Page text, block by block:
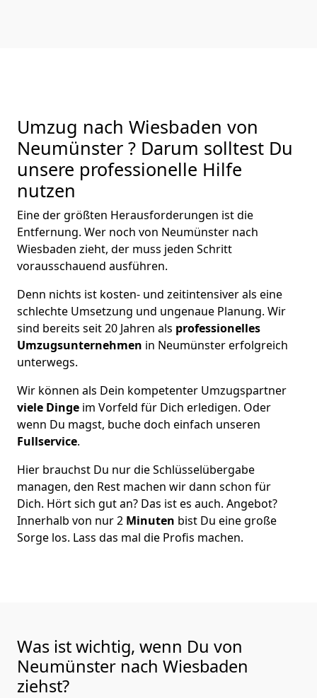
Umzug nach Wiesbaden von
Neumünster ? Darum solltest Du
unsere professionelle Hilfe
nutzen
Eine der größten Herausforderungen ist die
Entfernung. Wer noch von Neumünster nach
Wiesbaden zieht, der muss jeden Schritt
vorausschauend ausführen.
Denn nichts ist kosten- und zeitintensiver als eine
schlechte Umsetzung und ungenaue Planung. Wir
sind bereits seit 20 Jahren als professionelles
Umzugsunternehmen in Neumünster erfolgreich
unterwegs.
Wir können als Dein kompetenter Umzugspartner
viele Dinge im Vorfeld für Dich erledigen. Oder
wenn Du magst, buche doch einfach unseren
Fullservice.
Hier brauchst Du nur die Schlüsselübergabe
managen, den Rest machen wir dann schon für
Dich. Hört sich gut an? Das ist es auch. Angebot?
Innerhalb von nur 2 Minuten bist Du eine große
Sorge los. Lass das mal die Profis machen.
Was ist wichtig, wenn Du von
Neumünster nach Wiesbaden
ziehst?